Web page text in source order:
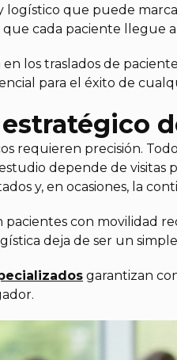
logístico que puede
cada paciente llegue
en los traslados de
para el éxito de
requieren precisión.
depende de
y, en ocasiones, la
pacientes con movilidad
deja de ser un
garantizan